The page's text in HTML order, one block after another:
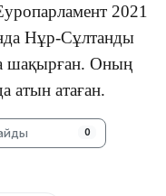
2021
Нұр-Сұлтанды
шақырған. Оның
атын атаған.
0